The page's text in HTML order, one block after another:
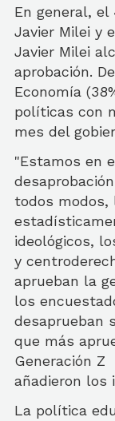
En general, el
Javier Milei y
Javier Milei
aprobación.
Economía
políticas con
mes del
"Estamos en
todos modos,
ideológicos,
y
aprueban la
los
desaprueban
que más
Generación Z
añadieron los
La política